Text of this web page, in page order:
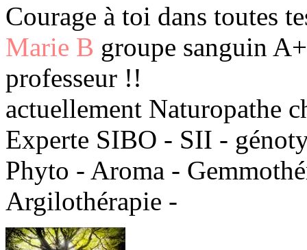
Courage à toi dans toutes
Marie B groupe sanguin
professeur !!
actuellement Naturopathe
Experte SIBO - SII -
Phyto - Aroma -
Argilothérapie -